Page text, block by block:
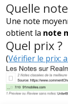
Quelle
Une note
obtient la note
Quel prix ?
(Vérifier le prix: